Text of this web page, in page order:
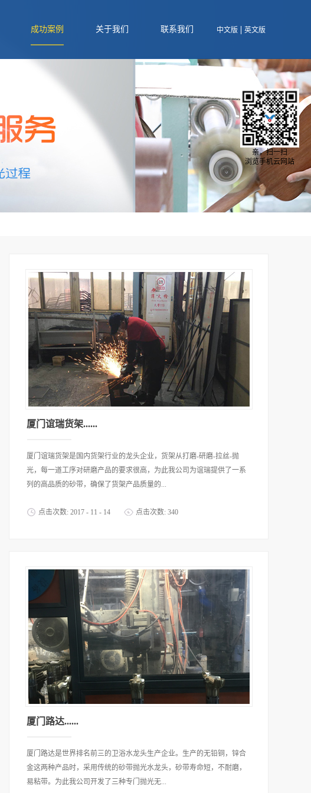
中文版 英文版
成功案例 关于我们 联系我们
厦门谊瑞货架......
厦门谊瑞货架是国内货架行业的龙头企业，货架从打磨-研磨-拉丝-抛
光，每一道工序对研磨产品的要求很高，为此我公司为谊瑞提供了一系
列的高品质的砂带，确保了货架产品质量的...
点击次数: 2017 - 11 - 14 点击次数: 340
厦门路达......
厦门路达是世界排名前三的卫浴水龙头生产企业。生产的无铅铜，锌合
金这两种产品时，采用传统的砂带抛光水龙头，砂带寿命短，不耐磨，
易粘带。为此我公司开发了三种专门抛光无...
亲，扫一扫
浏览手机云网站